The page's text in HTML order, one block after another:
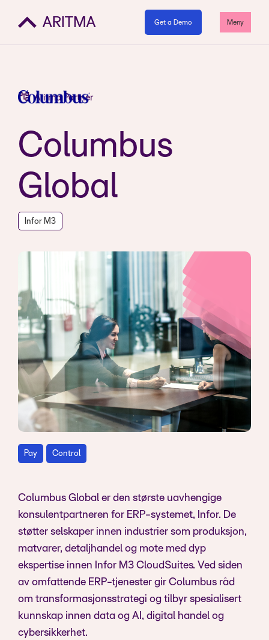
Get a Demo Meny
Aritma Partner
Columbus
Global
Infor M3
Pay Control
Columbus Global er den største uavhengige
konsulentpartneren for ERP-systemet, Infor. De
støtter selskaper innen industrier som produksjon,
matvarer, detaljhandel og mote med dyp
ekspertise innen Infor M3 CloudSuites. Ved siden
av omfattende ERP-tjenester gir Columbus råd
om transformasjonsstrategi og tilbyr spesialisert
kunnskap innen data og AI, digital handel og
cybersikkerhet.